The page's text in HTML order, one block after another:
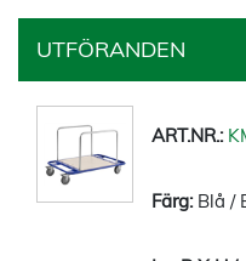
UTFÖRANDEN
Blå /